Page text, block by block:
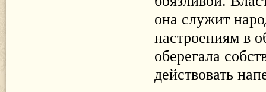
она служит
настроениям в
оберегала
действовать